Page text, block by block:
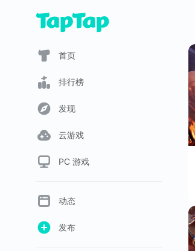
首页
排行榜
发现
云游戏
PC 游戏
动态
发布